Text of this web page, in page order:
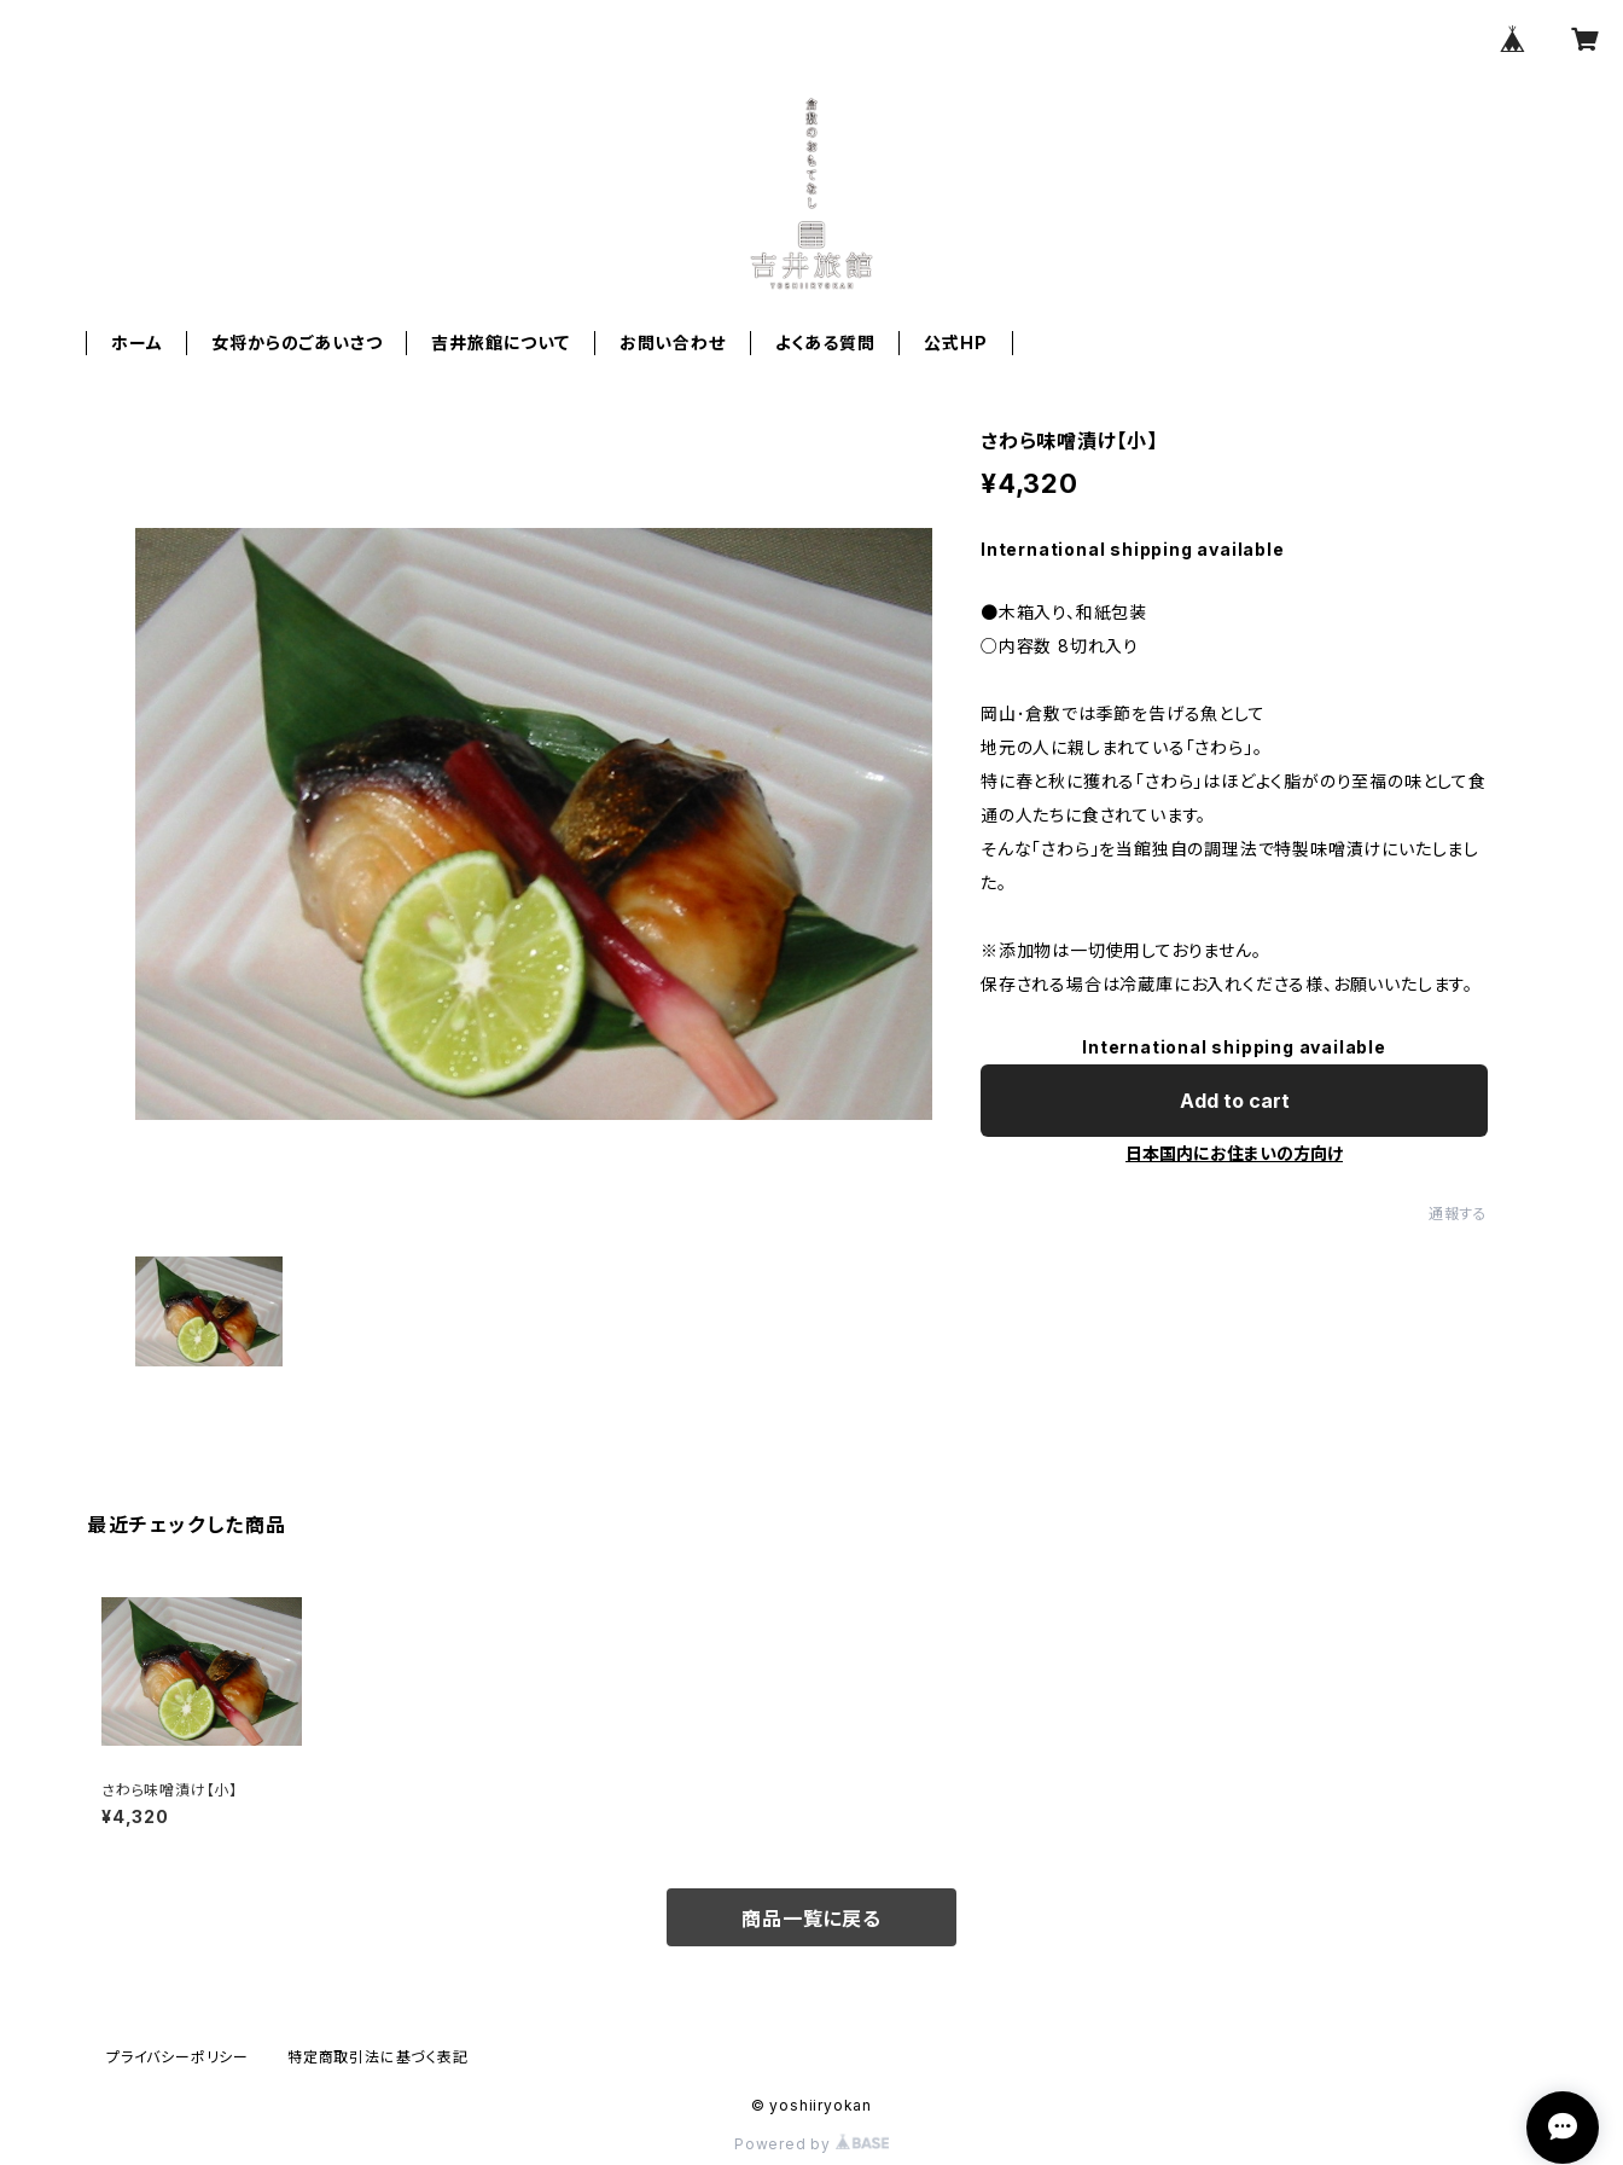
ホーム 女将からのごあいさつ 吉井旅館について お問い合わせ よくある質問 公式HP
さわら味噌漬け【小】
¥4,320
International shipping available
●木箱入り、和紙包装
○内容数 8切れ入り
岡山･倉敷では季節を告げる魚として
地元の人に親しまれている「さわら」。
特に春と秋に獲れる「さわら」はほどよく脂がのり至福の味として食
通の人たちに食されています。
そんな「さわら」を当館独自の調理法で特製味噌漬けにいたしまし
た。
※添加物は一切使用しておりません。
保存される場合は冷蔵庫にお入れくださる様、お願いいたします。
International shipping available
Add to cart
日本国内にお住まいの方向け
通報する
最近チェックした商品
さわら味噌漬け【小】
¥4,320
商品一覧に戻る
プライバシーポリシー 特定商取引法に基づく表記
© yoshiiryokan
Powered by